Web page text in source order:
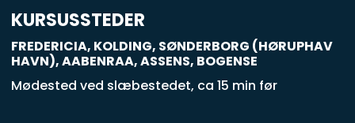
q
u
a
r
KURSUSSTEDER
FREDERICIA, KOLDING, SØNDERBORG (HØRUPHAV
HAVN), AABENRAA, ASSENS, BOGENSE
Mødested ved slæbestedet, ca 15 min før